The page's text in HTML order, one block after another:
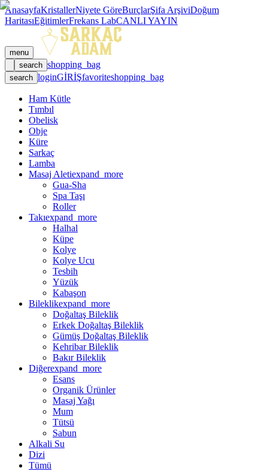
AnasayfaKristallerNiyete GöreBurçlarŞifa ArşiviDoğum
HaritasıEğitimlerFrekans LabCANLI YAYIN
menu
search shopping_bag
search loginGİRİŞfavoriteshopping_bag
Ham Kütle
Tımbıl
Obelisk
Obje
Küre
Sarkaç
Lamba
Masaj Aletiexpand_more
Gua-Sha
Spa Taşı
Roller
Takıexpand_more
Halhal
Küpe
Kolye
Kolye Ucu
Tesbih
Yüzük
Kabaşon
Bileklikexpand_more
Doğaltaş Bileklik
Erkek Doğaltaş Bileklik
Gümüş Doğaltaş Bileklik
Kehribar Bileklik
Bakır Bileklik
Diğerexpand_more
Esans
Organik Ürünler
Masaj Yağı
Mum
Tütsü
Sabun
Alkali Su
Dizi
Tümü